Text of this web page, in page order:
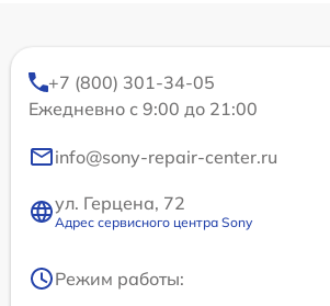
+7 (800) 301-34-05
Ежедневно с 9:00 до 21:00
info@sony-repair-center.ru
ул. Герцена, 72
Адрес сервисного центра Sony
Режим работы: